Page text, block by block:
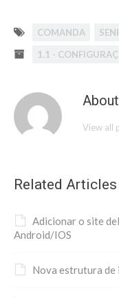
COMANDA
1.1 -
View all
Related Articles
Adicionar o site
Android/IOS
Nova estrutura de